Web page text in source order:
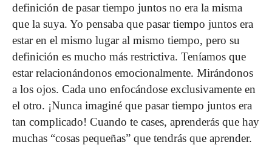
definición de pasar tiempo juntos no era la misma
que la suya. Yo pensaba que pasar tiempo juntos era
estar en el mismo lugar al mismo tiempo, pero su
definición es mucho más restrictiva. Teníamos que
estar relacionándonos emocionalmente. Mirándonos
a los ojos. Cada uno enfocándose exclusivamente en
el otro. ¡Nunca imaginé que pasar tiempo juntos era
tan complicado! Cuando te cases, aprenderás que hay
muchas “cosas pequeñas” que tendrás que aprender.